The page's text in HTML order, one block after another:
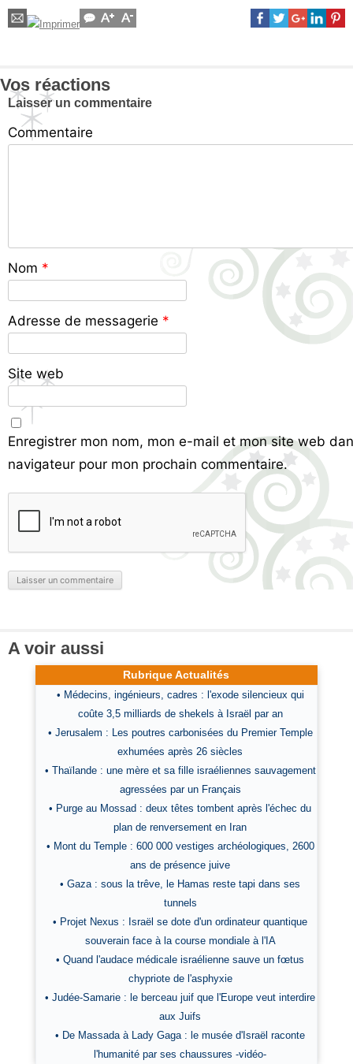
Vos réactions
Laisser un commentaire
Commentaire
Nom *
Adresse de messagerie *
Site web
Enregistrer mon nom, mon e-mail et mon site web
navigateur pour mon prochain commentaire.
A voir aussi
Rubrique Actualités
• Médecins, ingénieurs, cadres : l'exode silencieux qui
coûte 3,5 milliards de shekels à Israël par an
• Jerusalem : Les poutres carbonisées du Premier Temple
exhumées après 26 siècles
• Thaïlande : une mère et sa fille israéliennes sauvagement
agressées par un Français
• Purge au Mossad : deux têtes tombent après l'échec du
plan de renversement en Iran
• Mont du Temple : 600 000 vestiges archéologiques, 2600
ans de présence juive
• Gaza : sous la trêve, le Hamas reste tapi dans ses
tunnels
• Projet Nexus : Israël se dote d'un ordinateur quantique
souverain face à la course mondiale à l'IA
• Quand l'audace médicale israélienne sauve un fœtus
chypriote de l'asphyxie
• Judée-Samarie : le berceau juif que l'Europe veut interdire
aux Juifs
• De Massada à Lady Gaga : le musée d'Israël raconte
l'humanité par ses chaussures -vidéo-